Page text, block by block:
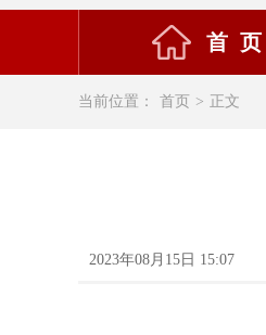
首 页
当前位置： 首页 > 正文
2023年08月15日 15:07